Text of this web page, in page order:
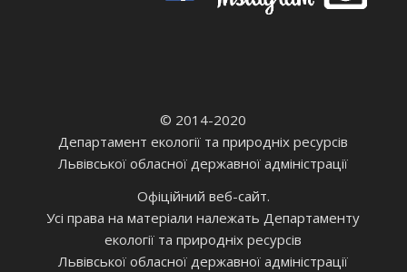
© 2014-2020
Департамент екології та природніх ресурсів
Львівської обласної державної адміністрації
Офіційний веб-сайт.
Усі права на матеріали належать Департаменту
екології та природніх ресурсів
Львівської обласної державної адміністрації